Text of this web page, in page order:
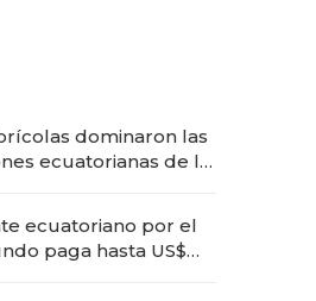
dominaron las
ecuatorianas de la
ecuatoriano por el
paga hasta US$